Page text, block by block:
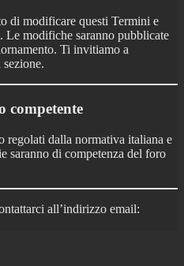
di modificare questi Termini e
modifiche saranno pubblicate
Ti invitiamo a
competente
regolati dalla normativa italiana e
saranno di competenza del foro
all’indirizzo email: